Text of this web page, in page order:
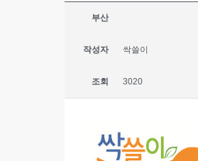
부산
작성자 싹쓸이
조회 3020